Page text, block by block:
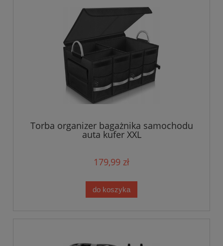
Torba organizer bagażnika samochodu
auta kufer XXL
179,99 zł
do koszyka